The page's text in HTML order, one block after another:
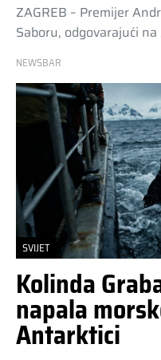
ZAGREB – Premijer
Saboru, odgovarajući
NEWSBAR
SVIJET
Kolinda
napala
Antarktici